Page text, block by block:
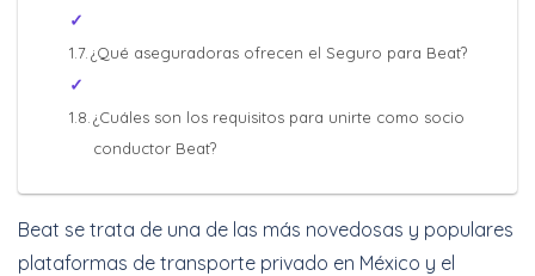
¿Qué aseguradoras ofrecen el Seguro para Beat?
¿Cuáles son los requisitos para unirte como socio
conductor Beat?
Beat se trata de una de las más novedosas y populares
plataformas de transporte privado en México y el